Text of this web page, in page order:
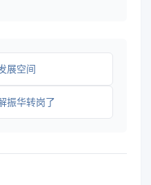
展空间
振华转岗了